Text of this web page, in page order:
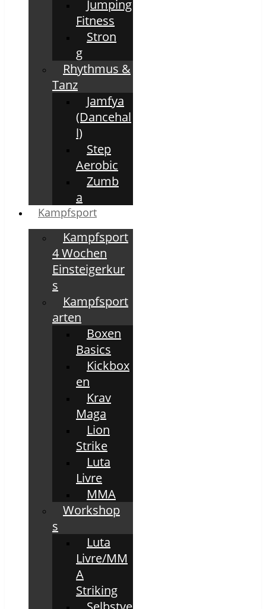
Jumping
Fitness
Stron
g
Rhythmus &
Tanz
Jamfya
(Dancehal
l)
Step
Aerobic
Zumb
a
Kampfsport
Kampfsport
4 Wochen
Einsteigerkur
s
Kampfsport
arten
Boxen
Basics
Kickbox
en
Krav
Maga
Lion
Strike
Luta
Livre
MMA
Workshop
s
Luta
Livre/MM
A
Striking